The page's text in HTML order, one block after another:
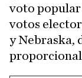
voto popular
votos
y Nebraska,